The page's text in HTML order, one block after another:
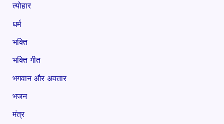
त्योहार
धर्म
भक्ति
भक्ति गीत
भगवान और अवतार
भजन
मंत्र